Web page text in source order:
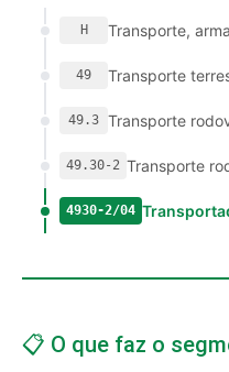
H Transporte,
49 Transporte
49.3 Transporte
49.30-2 Transporte
4930-2/04
📋 O que faz o